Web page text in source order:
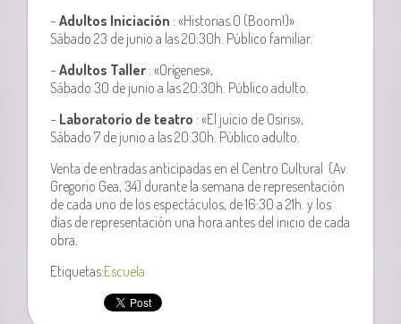
–Adultos Iniciación : «Historias.0 (Boom!)»
Sábado 23 de junio a las 20:30h. Público familiar.
–Adultos Taller : «Orígenes»,
Sábado 30 de junio a las 20:30h. Público adulto.
– Laboratorio de teatro : «El juicio de Osiris»,
Sábado 7 de junio a las 20:30h. Público adulto.
Venta de entradas anticipadas en el Centro Cultural (Av.
Gregorio Gea, 34) durante la semana de representación
de cada uno de los espectáculos, de 16:30 a 21h. y los
días de representación una hora antes del inicio de cada
obra.
Etiquetas:Escuela